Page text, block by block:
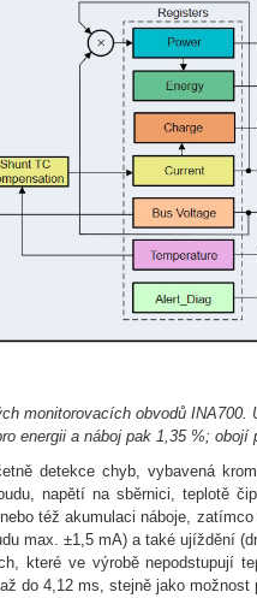
monitorovacích obvodů
energii a náboj pak 1,35 %; obojí
detekce chyb, vybavená
napětí na sběrnici, teplotě
též akumulaci náboje,
max. ±1,5 mA) a také ujíždění
které ve výrobě nepodstupují
do 4,12 ms, stejně jako